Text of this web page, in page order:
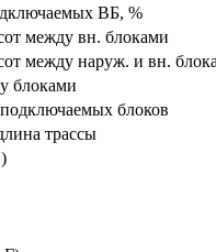
ВБ, %
между вн. блоками
между наруж. и вн.
блоками
блоков
трассы